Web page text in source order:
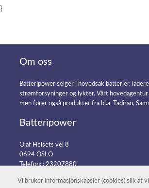
}
Om oss
Batteripower selger i hovedsak batterier,
strømforsyninger og lykter. Vårt hovedagentur
men fører også produkter fra bl.a. Tadiran,
Batteripower
Olaf Helsets vei 8
0694 OSLO
Telefon: :23207880
Vi bruker informasjonskapsler (cookies) slik at